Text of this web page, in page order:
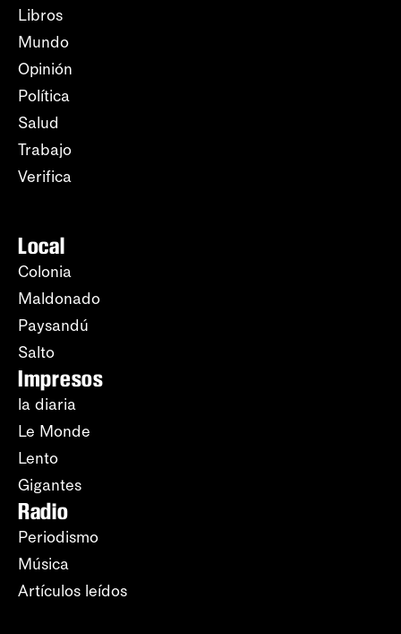
Libros
Mundo
Opinión
Política
Salud
Trabajo
Verifica
Local
Colonia
Maldonado
Paysandú
Salto
Impresos
la diaria
Le Monde
Lento
Gigantes
Radio
Periodismo
Música
Artículos leídos